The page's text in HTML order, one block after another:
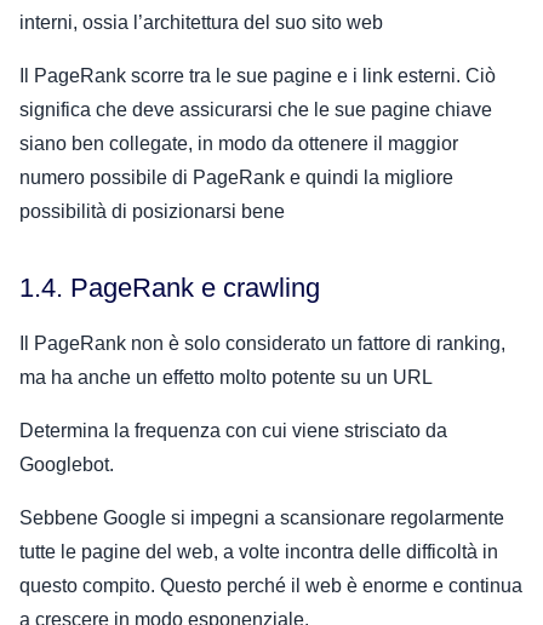
interni, ossia l’architettura del suo sito web
Il PageRank scorre tra le sue pagine e i link esterni. Ciò
significa che deve assicurarsi che le sue pagine chiave
siano ben collegate, in modo da ottenere il maggior
numero possibile di PageRank e quindi la migliore
possibilità di posizionarsi bene
1.4. PageRank e crawling
Il PageRank non è solo considerato un fattore di ranking,
ma ha anche un effetto molto potente su un URL
Determina la frequenza con cui viene strisciato da
Googlebot.
Sebbene Google si impegni a scansionare regolarmente
tutte le pagine del web, a volte incontra delle difficoltà in
questo compito. Questo perché il web è enorme e continua
a crescere in modo esponenziale.